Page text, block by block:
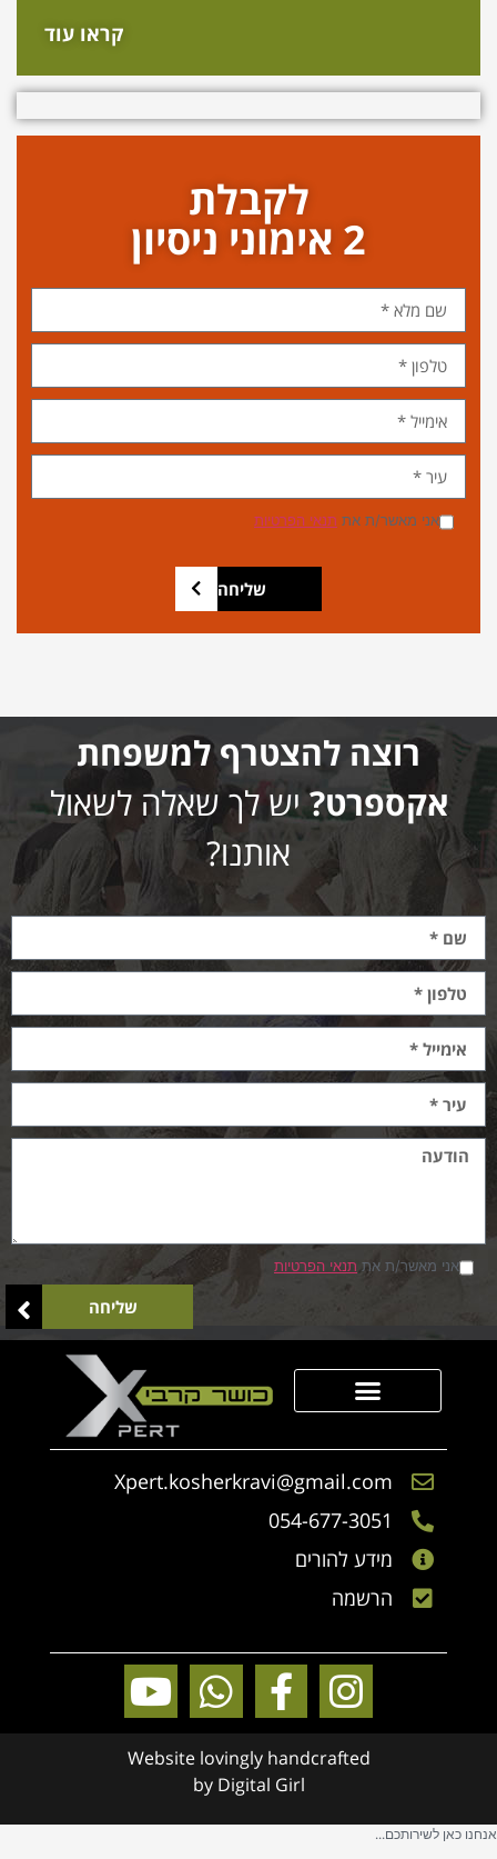
קראו עוד
לקבלת
2 אימוני ניסיון
אני מאשר/ת את תנאי הפרטיות
שליחה
רוצה להצטרף למשפחת
אקספרט?יש לך שאלה לשאול
אותנו?
אני מאשר/ת את תנאי הפרטיות
שליחה
Xpert.kosherkravi@gmail.com
054-677-3051
מידע להורים
הרשמה
Website lovingly handcrafted
by Digital Girl
אנחנו כאן לשירותכם...